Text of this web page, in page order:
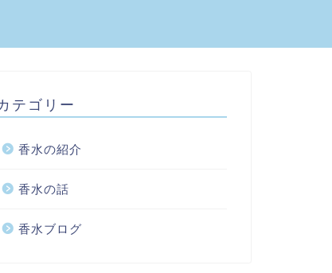
テゴリー
香水の紹介
香水の話
香水ブログ